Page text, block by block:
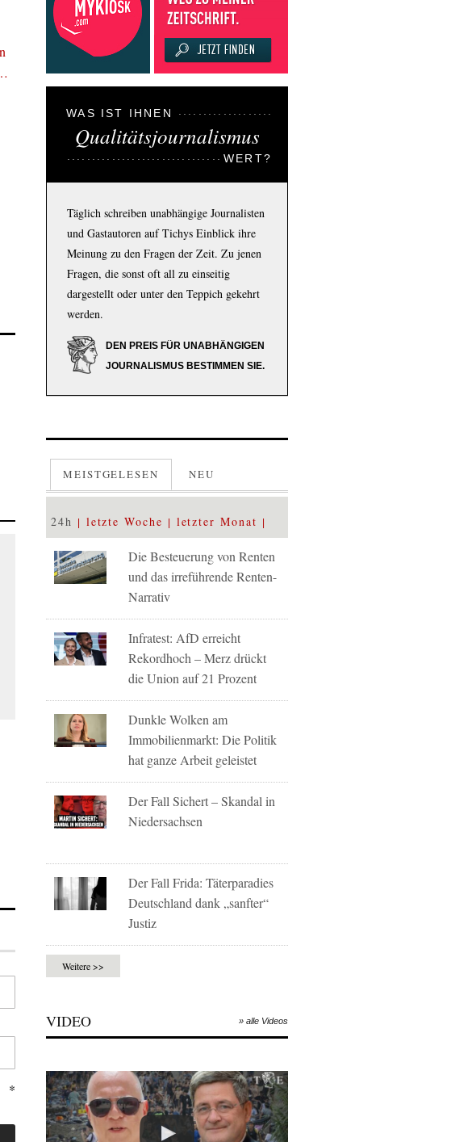
WAS IST IHNEN
Qualitätsjournalismus
WERT?
Täglich schreiben unabhängige Journalisten
und Gastautoren auf Tichys Einblick ihre
Meinung zu den Fragen der Zeit. Zu jenen
Fragen, die sonst oft all zu einseitig
dargestellt oder unter den Teppich gekehrt
werden.
DEN PREIS FÜR UNABHÄNGIGEN
JOURNALISMUS BESTIMMEN SIE.
MEISTGELESEN NEU
24h letzte Woche letzter Monat
Die Besteuerung von Renten
und das irreführende Renten-
Narrativ
Infratest: AfD erreicht
Rekordhoch – Merz drückt
die Union auf 21 Prozent
Dunkle Wolken am
Immobilienmarkt: Die Politik
hat ganze Arbeit geleistet
Der Fall Sichert – Skandal in
Niedersachsen
Der Fall Frida: Täterparadies
Deutschland dank „sanfter“
Justiz
Weitere >>
VIDEO » alle Videos